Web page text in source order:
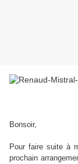
Bonsoir,
Pour faire suite à
prochain